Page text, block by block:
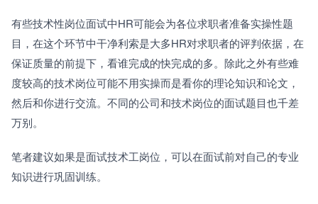
有些技术性岗位面试中HR可能会为各位求职者准备实操性题
目，在这个环节中干净利索是大多HR对求职者的评判依据，在
保证质量的前提下，看谁完成的快完成的多。除此之外有些难
度较高的技术岗位可能不用实操而是看你的理论知识和论文，
然后和你进行交流。不同的公司和技术岗位的面试题目也千差
万别。
笔者建议如果是面试技术工岗位，可以在面试前对自己的专业
知识进行巩固训练。